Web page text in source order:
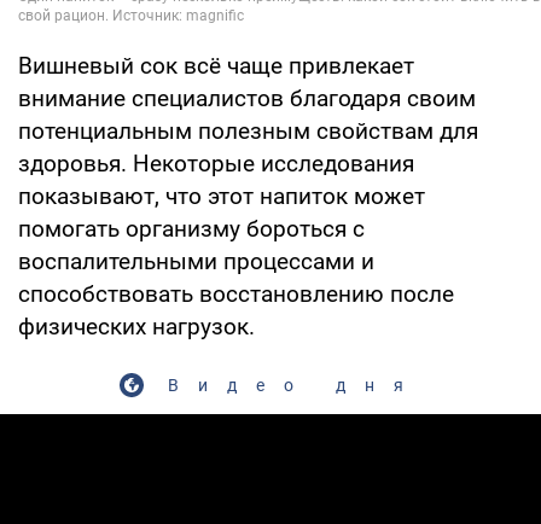
Вишневый сок всё чаще привлекает
внимание специалистов благодаря своим
потенциальным полезным свойствам для
здоровья. Некоторые исследования
показывают, что этот напиток может
помогать организму бороться с
воспалительными процессами и
способствовать восстановлению после
физических нагрузок.
Видео дня